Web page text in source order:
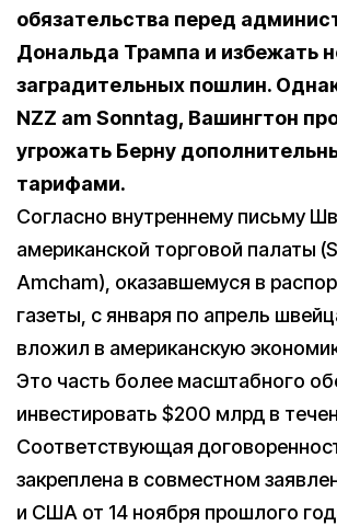
обязательства перед
Дональда Трампа и избежать
заградительных пошлин.
NZZ am Sonntag, Вашингтон
угрожать Берну
тарифами.
Согласно внутреннему письму
американской торговой палаты
Amcham), оказавшемуся в
газеты, с января по апрель
вложил в американскую
Это часть более масштабного
инвестировать $200 млрд в
Соответствующая
закреплена в совместном
и США от 14 ноября прошлого